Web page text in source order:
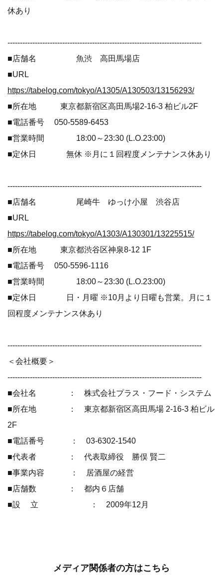
休あり
------------------------------------------------------------------------------
■店舗名 魚渋 高田馬場店
■URL
https://tabelog.com/tokyo/A1305/A130503/13156293/
■所在地 東京都新宿区高田馬場2-16-3 柏ビル2F
■電話番号 050-5589-6453
■営業時間 18:00～23:30 (L.O.23:00)
■定休日 無休 ※月に１回程度メンテナンス休あり
------------------------------------------------------------------------------
■店舗名 尾崎牛 ゆっけ小屋 渋谷店
■URL
https://tabelog.com/tokyo/A1303/A130301/13225515/
■所在地 東京都渋谷区神泉8-12 1F
■電話番号 050-5596-1116
■営業時間 18:00～23:30 (L.O.23:00)
■定休日 日・月曜 ※10月より日曜も営業。月に１
回程度メンテナンス休あり
------------------------------------------------------------------------------
＜会社概要＞
------------------------------------------------------------------------------
■会社名 ： 株式会社プラス・フード・システム
■所在地 ： 東京都新宿区高田馬場 2-16-3 柏ビル
2F
■電話番号 ： 03-6302-1540
■代表者 ： 代表取締役 勝俣 賢二
■事業内容 ： 居酒屋の経営
■店舗数 ： 都内６店舗
■設 立 ： 2009年12月
メディア関係者の方はこちら